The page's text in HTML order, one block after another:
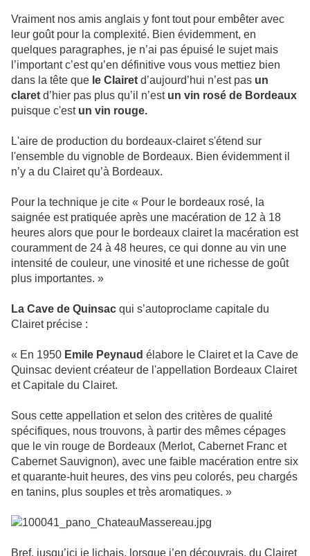
Vraiment nos amis anglais y font tout pour embêter avec
leur goût pour la complexité. Bien évidemment, en
quelques paragraphes, je n’ai pas épuisé le sujet mais
l’important c’est qu’en définitive vous vous mettiez bien
dans la tête que le Clairet d’aujourd’hui n’est pas un
claret d’hier pas plus qu’il n’est un vin rosé de Bordeaux
puisque c'est un vin rouge.
L'aire de production du bordeaux-clairet s'étend sur
l'ensemble du vignoble de Bordeaux. Bien évidemment il
n’y a du Clairet qu’à Bordeaux.
Pour la technique je cite « Pour le bordeaux rosé, la
saignée est pratiquée après une macération de 12 à 18
heures alors que pour le bordeaux clairet la macération est
couramment de 24 à 48 heures, ce qui donne au vin une
intensité de couleur, une vinosité et une richesse de goût
plus importantes. »
La Cave de Quinsac qui s’autoproclame capitale du
Clairet précise :
« En 1950 Emile Peynaud élabore le Clairet et la Cave de
Quinsac devient créateur de l'appellation Bordeaux Clairet
et Capitale du Clairet.
Sous cette appellation et selon des critères de qualité
spécifiques, nous trouvons, à partir des mêmes cépages
que le vin rouge de Bordeaux (Merlot, Cabernet Franc et
Cabernet Sauvignon), avec une faible macération entre six
et quarante-huit heures, des vins peu colorés, peu chargés
en tanins, plus souples et très aromatiques. »
Bref, jusqu’ici je lichais, lorsque j’en découvrais, du Clairet